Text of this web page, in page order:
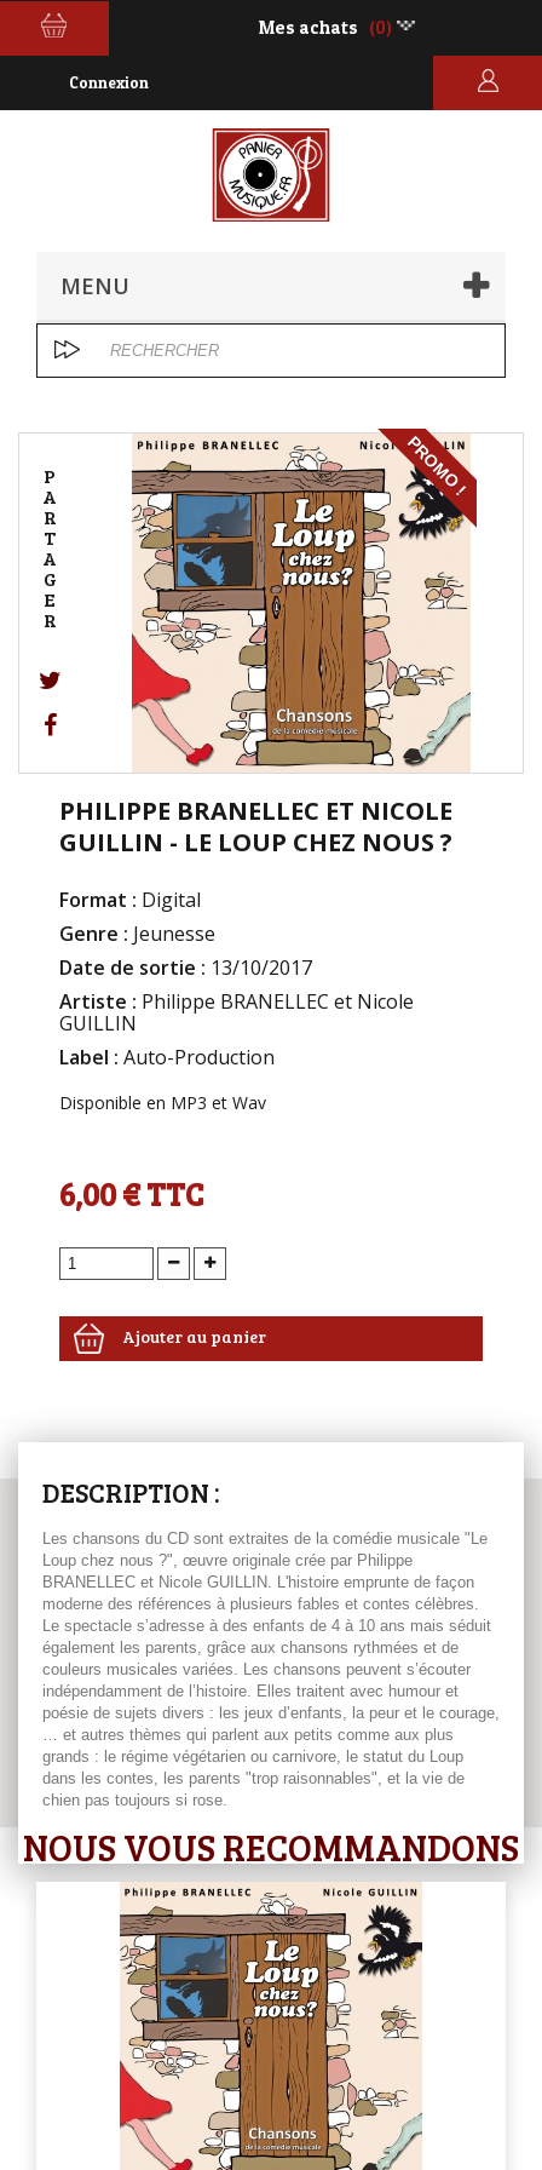
Mes achats (0)
Connexion
MENU
P
A
R
T
A
G
E
R
PROMO !
PHILIPPE BRANELLEC ET NICOLE
GUILLIN - LE LOUP CHEZ NOUS ?
Format : Digital
Genre : Jeunesse
Date de sortie : 13/10/2017
Artiste : Philippe BRANELLEC et Nicole
GUILLIN
Label : Auto-Production
Disponible en MP3 et Wav
6,00 €TTC
Ajouter au panier
DESCRIPTION :
Les chansons du CD sont extraites de la comédie musicale "Le
Loup chez nous ?", œuvre originale crée par Philippe
BRANELLEC et Nicole GUILLIN. L'histoire emprunte de façon
moderne des références à plusieurs fables et contes célèbres.
Le spectacle s’adresse à des enfants de 4 à 10 ans mais séduit
également les parents, grâce aux chansons rythmées et de
couleurs musicales variées. Les chansons peuvent s’écouter
indépendamment de l’histoire. Elles traitent avec humour et
poésie de sujets divers : les jeux d’enfants, la peur et le courage,
… et autres thèmes qui parlent aux petits comme aux plus
grands : le régime végétarien ou carnivore, le statut du Loup
dans les contes, les parents "trop raisonnables", et la vie de
chien pas toujours si rose.
NOUS VOUS RECOMMANDONS